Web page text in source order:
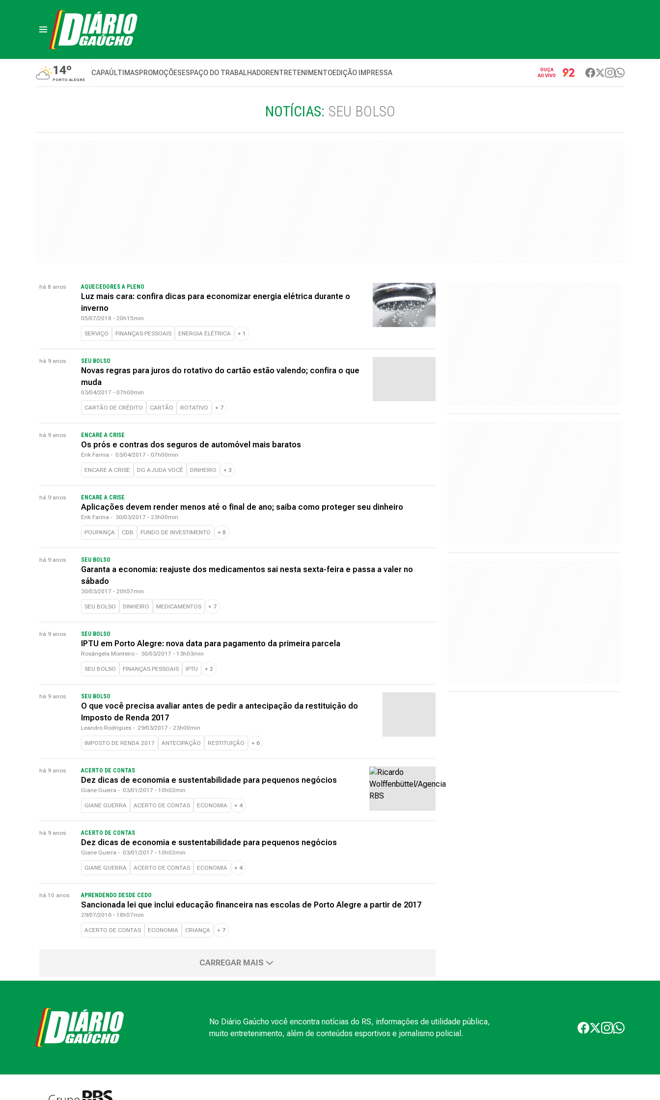
14º
PORTO ALEGRE
CAPAÚLTIMASPROMOÇÕESESPAÇO DO TRABALHADORENTRETENIMENTOEDIÇÃO IMPRESSA
OUÇA
AO VIVO
NOTÍCIAS: SEU BOLSO
há 8 anos AQUECEDORES A PLENO
Luz mais cara: confira dicas para economizar energia elétrica durante o
inverno
05/07/2018 - 20h15min
SERVIÇO FINANÇAS PESSOAIS ENERGIA ELÉTRICA + 1
há 9 anos SEU BOLSO
Novas regras para juros do rotativo do cartão estão valendo; confira o que
muda
03/04/2017 - 07h00min
CARTÃO DE CRÉDITO CARTÃO ROTATIVO + 7
há 9 anos ENCARE A CRISE
Os prós e contras dos seguros de automóvel mais baratos
Erik Farina - 03/04/2017 - 07h00min
ENCARE A CRISE DG AJUDA VOCÊ DINHEIRO + 3
há 9 anos ENCARE A CRISE
Aplicações devem render menos até o final de ano; saiba como proteger seu dinheiro
Erik Farina - 30/03/2017 - 23h00min
POUPANÇA CDB FUNDO DE INVESTIMENTO + 8
há 9 anos SEU BOLSO
Garanta a economia: reajuste dos medicamentos sai nesta sexta-feira e passa a valer no
sábado
30/03/2017 - 20h57min
SEU BOLSO DINHEIRO MEDICAMENTOS + 7
há 9 anos SEU BOLSO
IPTU em Porto Alegre: nova data para pagamento da primeira parcela
Rosângela Monteiro - 30/03/2017 - 13h03min
SEU BOLSO FINANÇAS PESSOAIS IPTU + 2
há 9 anos SEU BOLSO
O que você precisa avaliar antes de pedir a antecipação da restituição do
Imposto de Renda 2017
Leandro Rodrigues - 29/03/2017 - 23h00min
IMPOSTO DE RENDA 2017 ANTECIPAÇÃO RESTITUIÇÃO + 6
há 9 anos ACERTO DE CONTAS
Dez dicas de economia e sustentabilidade para pequenos negócios
Giane Guerra - 03/01/2017 - 10h02min
GIANE GUERRA ACERTO DE CONTAS ECONOMIA + 4
há 9 anos ACERTO DE CONTAS
Dez dicas de economia e sustentabilidade para pequenos negócios
Giane Guerra - 03/01/2017 - 10h02min
GIANE GUERRA ACERTO DE CONTAS ECONOMIA + 4
há 10 anos APRENDENDO DESDE CEDO
Sancionada lei que inclui educação financeira nas escolas de Porto Alegre a partir de 2017
29/07/2016 - 18h57min
ACERTO DE CONTAS ECONOMIA CRIANÇA + 7
CARREGAR MAIS
No Diário Gaúcho você encontra notícias do RS, informações de utilidade pública,
muito entretenimento, além de conteúdos esportivos e jornalismo policial.